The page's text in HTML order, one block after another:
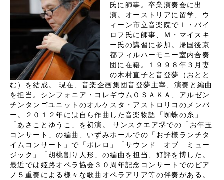
氏に師事。卒業演奏会に出
演。オーストリアに留学、ウ
ィーン市立音楽院でＩ・バイ
ロフ氏に師事、Ｍ・マイスキ
ー氏の講習に参加。帰国後京
都フィルハーモニー室内合奏
団に在籍。１９９８年３月妻
の木村直子と音登夢（おとと
む）を結成。 現在、音楽企画集団音登夢主宰、演奏と編曲
を担当。シンフォニア・コレギウムＯＳＡＫＡ、アルゼン
チンタンゴユニットのオルケスタ・アストロリコのメンバ
ー。２０１２年には自ら作曲した音楽物語「蜘蛛の糸」
「あさことゆうこ」を初演。 サンスクエア堺での「お年玉
コンサート」の編曲、いずみホールでの「お子様ランチタ
イムコンサート」で「ボレロ」「サウンド オブ ミュー
ジック」「胡桃割り人形」の編曲を担当、好評を博した。
最近では姫路オペラ協会３０周年記念コンサートでのピア
ノ５重奏による様々な歌曲オペラアリア等の伴奏がある。